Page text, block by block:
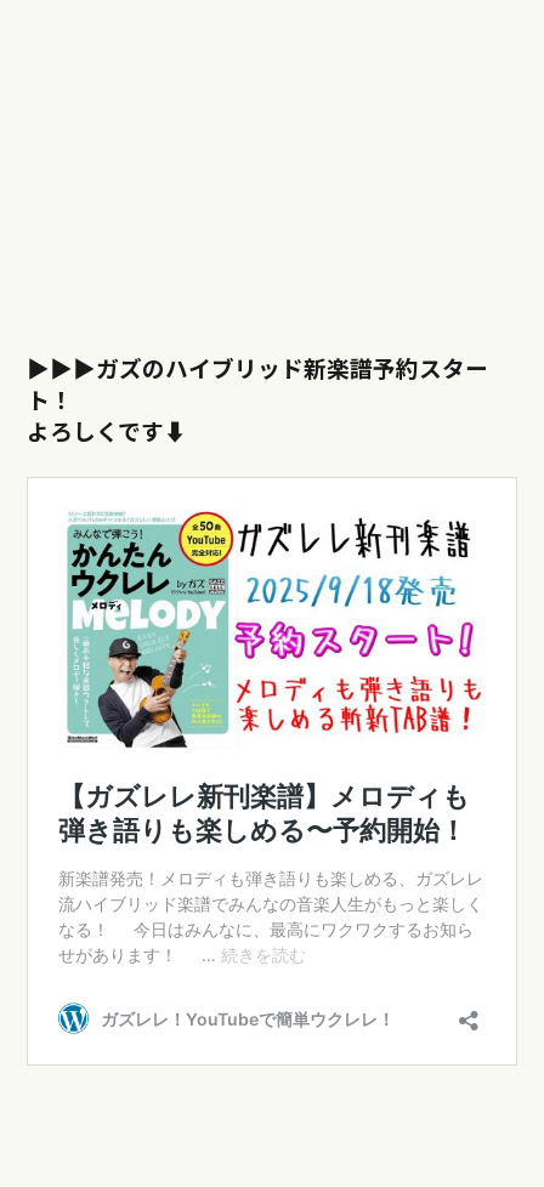
▶︎▶︎▶︎ガズのハイブリッド新楽譜予約スター
ト！
よろしくです⬇︎